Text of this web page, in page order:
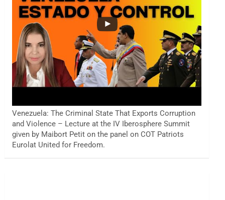
Venezuela: The Criminal State That Exports Corruption
and Violence – Lecture at the IV Iberosphere Summit
given by Maibort Petit on the panel on COT Patriots
Eurolat United for Freedom.